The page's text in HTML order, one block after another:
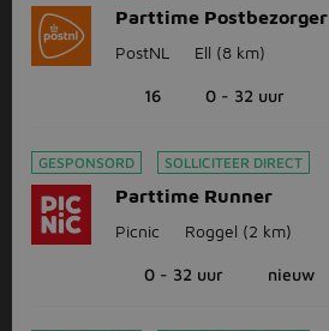
Parttime Postbezorger
PostNL Ell (8 km)
16 0 - 32 uur
GESPONSORD SOLLICITEER DIRECT
Parttime Runner
Picnic Roggel (2 km)
0 - 32 uur nieuw